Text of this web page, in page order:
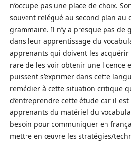
n’occupe pas une place de choix.
souvent relégué au second plan au
grammaire. Il n’y a presque pas de
dans leur apprentissage du
apprenants qui doivent les acquérir
rare de les voir obtenir une licence
puissent s’exprimer dans cette
remédier à cette situation critique
d’entreprendre cette étude car il
apprenants du matériel du
besoin pour communiquer en
mettre en œuvre les stratégies/